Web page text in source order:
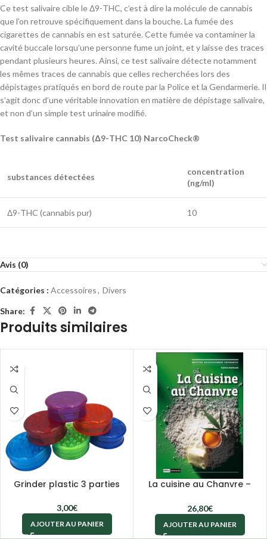
Ce test salivaire cible le Δ9-THC, c’est à dire la molécule de cannabis
que l’on retrouve spécifiquement dans la bouche. La fumée des
cigarettes de cannabis en est saturée. Cette fumée va contaminer la
cavité buccale lorsqu’une personne fume un joint, et y laisse des traces
pendant plusieurs heures. Ainsi, ce test salivaire détecte notamment
les mêmes traces de cannabis que celles recherchées lors des
dépistages pratiqués en bord de route par la Police et la Gendarmerie. Il
s’agit donc d’une véritable innovation en matière de dépistage salivaire,
et non d’un simple test urinaire modifié.
Test salivaire cannabis (Δ9-THC 10) NarcoCheck®
substances détectées
concentration
(ng/ml)
Δ9-THC (cannabis pur) 10
Avis (0)
Catégories : Accessoires, Divers
Share:
Produits similaires
Grinder plastic 3 parties
3,00€
AJOUTER AU PANIER
La cuisine au Chanvre –
enivrantes
26,80€
AJOUTER AU PANIER